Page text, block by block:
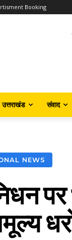
Booking
उत्तराखंड संवाद
NEWS
पर